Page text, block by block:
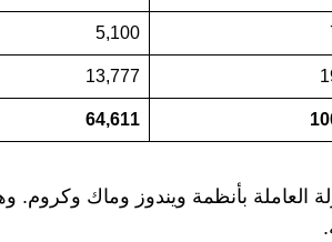
5,100
13,777
64,611
العاملة بأنظمة ويندوز وماك